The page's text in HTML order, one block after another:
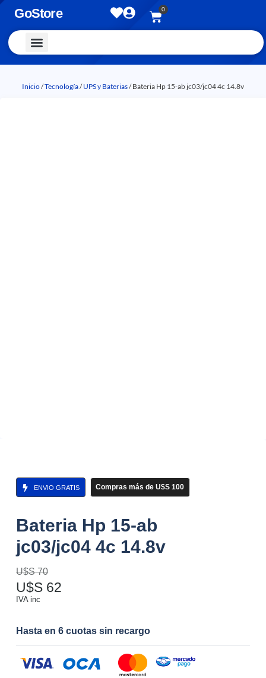
GoStore 0
Inicio/Tecnología/UPS y Baterias/ Bateria Hp 15-ab jc03/jc04 4c 14.8v
ENVIO GRATIS Compras más de U$S 100
Bateria Hp 15-ab
jc03/jc04 4c 14.8v
U$S70
U$S 62
IVA inc
Hasta en 6 cuotas sin recargo